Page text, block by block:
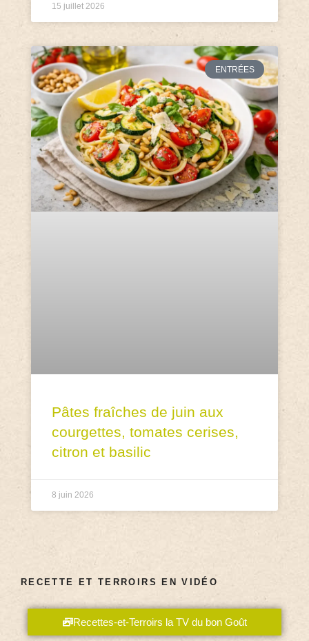
15 juillet 2026
ENTRÉES
Pâtes fraîches de juin aux
courgettes, tomates cerises,
citron et basilic
8 juin 2026
RECETTE ET TERROIRS EN VIDÉO
Recettes-et-Terroirs la TV du bon Goût